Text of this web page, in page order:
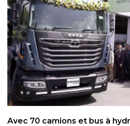
Avec 70 camions et bus à